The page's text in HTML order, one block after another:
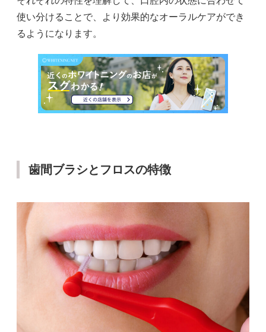
使い分けることで、より効果的なオーラルケアができ
るようになります。
歯間ブラシとフロスの特徴